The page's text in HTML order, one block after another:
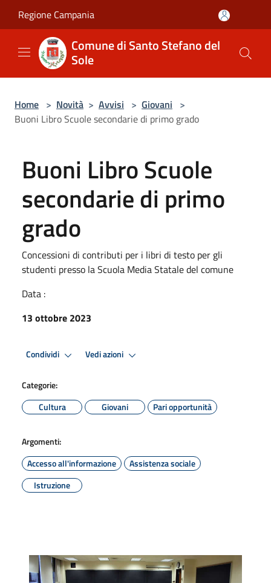
Regione Campania
Comune di Santo Stefano del
Sole
Home > Novità > Avvisi > Giovani >
Buoni Libro Scuole secondarie di primo grado
Buoni Libro Scuole
secondarie di primo
grado
Concessioni di contributi per i libri di testo per gli
studenti presso la Scuola Media Statale del comune
Data :
13 ottobre 2023
Condividi Vedi azioni
Categorie:
Cultura
Giovani Pari opportunità
Argomenti:
Accesso all'informazione
Assistenza sociale
Istruzione